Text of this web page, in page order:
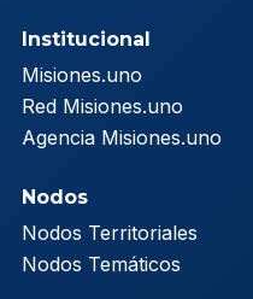
Institucional
Misiones.uno
Red Misiones.uno
Agencia Misiones.uno
Nodos
Nodos Territoriales
Nodos Temáticos